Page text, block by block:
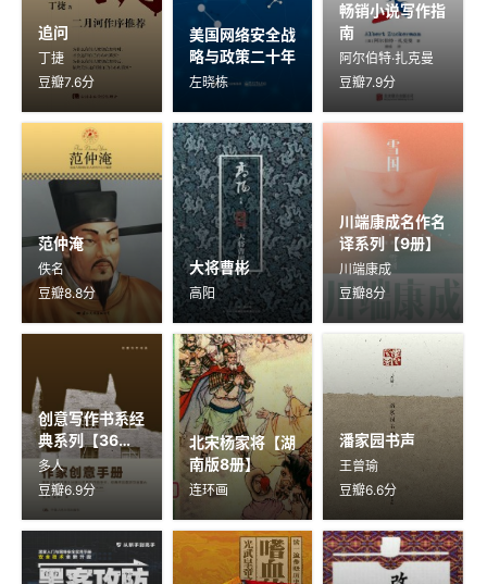
追问
丁捷
豆瓣7.6分
美国网络安全战
略与政策二十年
左晓栋
畅销小说写作指
南
阿尔伯特·扎克曼
豆瓣7.9分
范仲淹
佚名
豆瓣8.8分
大将曹彬
高阳
川端康成名作名
译系列【9册】
川端康成
豆瓣8分
创意写作书系经
典系列【36
册】
多人
豆瓣6.9分
北宋杨家将【湖
南版8册】
连环画
潘家园书声
王曾瑜
豆瓣6.6分